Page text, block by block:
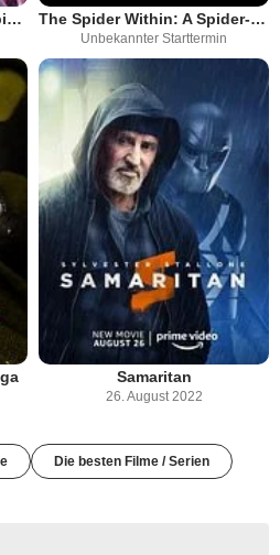
Spider-Man: Across The Spider-Verse The Spider Within: A Spider-Verse Story
Unbekannter Starttermin
Samaritan
26. August 2022
Die besten Filme / Serien